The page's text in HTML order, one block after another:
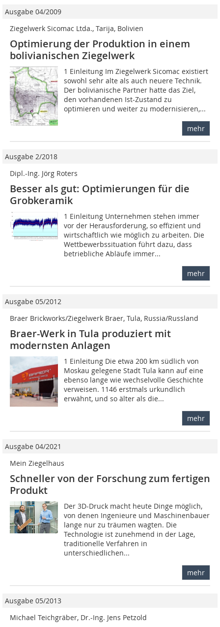
Ausgabe 04/2009
Ziegelwerk Sicomac Ltda., Tarija, Bolivien
Optimierung der Produktion in einem
bolivianischen Ziegelwerk
1 Einleitung Im Ziegelwerk Sicomac existiert
sowohl sehr alte als auch neuere Technik.
Der bolivianische Partner hatte das Ziel,
den vorhandenen Ist-Zustand zu
optimieren und weiter zu modernisieren,...
mehr
Ausgabe 2/2018
Dipl.-Ing. Jörg Roters
Besser als gut: Optimierungen für die
Grobkeramik
1 Einleitung Unternehmen stehen immer
vor der Herausforderung, so effizient und
wirtschaftlich wie möglich zu arbeiten. Die
Wettbewerbssituation führt dazu, dass
betriebliche Abläufe immer...
mehr
Ausgabe 05/2012
Braer Brickworks/Ziegelwerk Braer, Tula, Russia/Russland
Braer-Werk in Tula produziert mit
modernsten Anlagen
1 Einleitung Die etwa 200 km südlich von
Moskau gelegene Stadt Tula kann auf eine
ebenso lange wie wechselvolle Geschichte
verweisen. 1146 erstmals urkundlich
erwähnt, und so älter als die...
mehr
Ausgabe 04/2021
Mein Ziegelhaus
Schneller von der Forschung zum fertigen
Produkt
Der 3D-Druck macht heute Dinge möglich,
von denen Ingenieure und Maschinenbauer
lange nur zu träumen wagten. Die
Technologie ist zunehmend in der Lage,
traditionelle Verfahren in
unterschiedlichen...
mehr
Ausgabe 05/2013
Michael Teichgräber, Dr.-Ing. Jens Petzold